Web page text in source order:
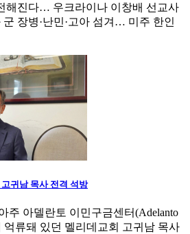
해진다… 우크라이나 이창배 선교사
장병·난민·고아 섬겨… 미주 한인
귀남 목사 전격 석방
주 아델란토 이민구금센터(Adelanto
억류돼 있던 멜리데교회 고귀남 목사